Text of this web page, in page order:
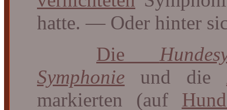
hatte. — Oder hinter
Die
Symphonie und die
markierten (auf